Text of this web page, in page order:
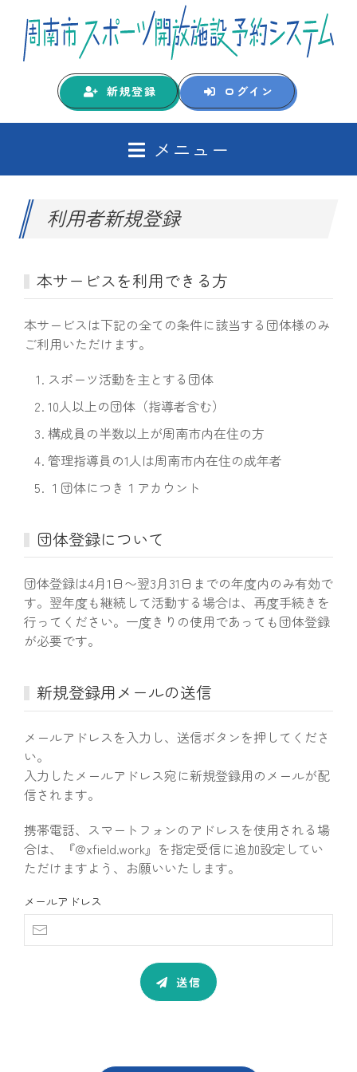
新規登録 ログイン
メニュー
利用者新規登録
本サービスを利用できる方
本サービスは下記の全ての条件に該当する団体様のみ
ご利用いただけます。
スポーツ活動を主とする団体
10人以上の団体（指導者含む）
構成員の半数以上が周南市内在住の方
管理指導員の1人は周南市内在住の成年者
１団体につき１アカウント
団体登録について
団体登録は4月1日〜翌3月31日までの年度内のみ有効で
す。翌年度も継続して活動する場合は、再度手続きを
行ってください。一度きりの使用であっても団体登録
が必要です。
新規登録用メールの送信
メールアドレスを入力し、送信ボタンを押してくださ
い。
入力したメールアドレス宛に新規登録用のメールが配
信されます。
携帯電話、スマートフォンのアドレスを使用される場
合は、『@xfield.work』を指定受信に追加設定してい
ただけますよう、お願いいたします。
メールアドレス
送信